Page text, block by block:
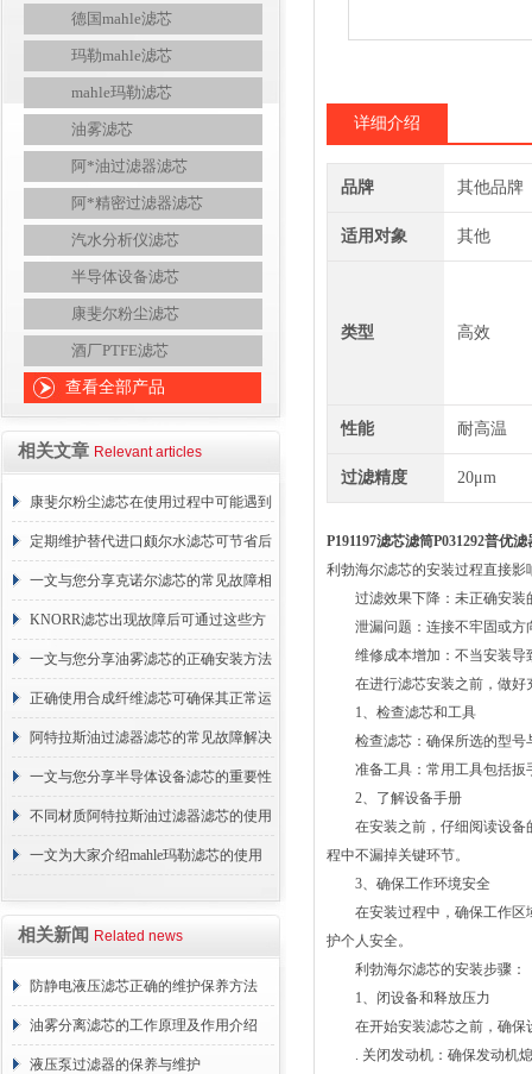
德国mahle滤芯
玛勒mahle滤芯
mahle玛勒滤芯
油雾滤芯
阿*油过滤器滤芯
阿*精密过滤器滤芯
汽水分析仪滤芯
半导体设备滤芯
康斐尔粉尘滤芯
酒厂PTFE滤芯
查看全部产品
相关文章 Relevant articles
康斐尔粉尘滤芯在使用过程中可能遇到
的故障相应解决方法分享
定期维护替代进口颇尔水滤芯可节省后
续更换成本
一文与您分享克诺尔滤芯的常见故障相
应解决方法
KNORR滤芯出现故障后可通过这些方
法解决
一文与您分享油雾滤芯的正确安装方法
正确使用合成纤维滤芯可确保其正常运
行
阿特拉斯油过滤器滤芯的常见故障解决
方法介绍
一文与您分享半导体设备滤芯的重要性
不同材质阿特拉斯油过滤器滤芯的使用
周期区别介绍
一文为大家介绍mahle玛勒滤芯的使用
相关新闻 Related news
防静电液压滤芯正确的维护保养方法
油雾分离滤芯的工作原理及作用介绍
液压泵过滤器的保养与维护
详细介绍
品牌 其他品牌
适用对象 其他
类型 高效
性能 耐高温
过滤精度 20μm
P191197滤芯滤筒P031292普优
利勃海尔滤芯的安装过程直接
过滤效果下降：未正确安装
泄漏问题：连接不牢固或方
维修成本增加：不当安装导
在进行滤芯安装之前，做好
1、检查滤芯和工具
检查滤芯：确保所选的型号
准备工具：常用工具包括扳
2、了解设备手册
在安装之前，仔细阅读设备的
程中不漏掉关键环节。
3、确保工作环境安全
在安装过程中，确保工作区域
护个人安全。
利勃海尔滤芯的安装步骤：
1、闭设备和释放压力
在开始安装滤芯之前，确保
. 关闭发动机：确保发动机熄